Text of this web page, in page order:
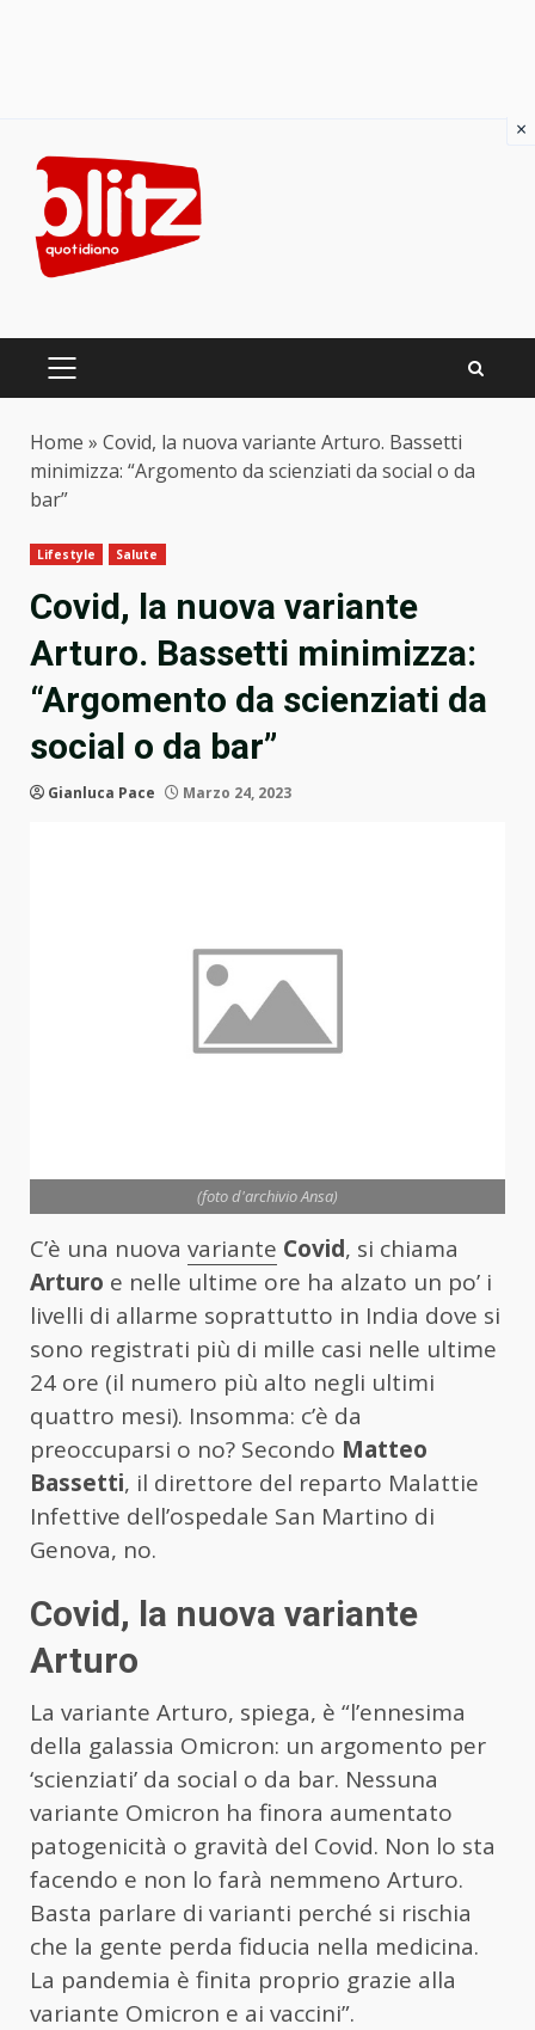
content
PRIMARY
Home » Covid, la nuova variante Arturo. Bassetti
minimizza: “Argomento da scienziati da social o da
bar”
Lifestyle Salute
Covid, la nuova variante
Arturo. Bassetti minimizza:
“Argomento da scienziati da
social o da bar”
Gianluca Pace Marzo 24, 2023
(foto d'archivio Ansa)
C’è una nuova variante Covid, si chiama
Arturo e nelle ultime ore ha alzato un po’ i
livelli di allarme soprattutto in India dove si
sono registrati più di mille casi nelle ultime
24 ore (il numero più alto negli ultimi
quattro mesi). Insomma: c’è da
preoccuparsi o no? Secondo Matteo
Bassetti, il direttore del reparto Malattie
Infettive dell’ospedale San Martino di
Genova, no.
Covid, la nuova variante
Arturo
La variante Arturo, spiega, è “l’ennesima
della galassia Omicron: un argomento per
‘scienziati’ da social o da bar. Nessuna
variante Omicron ha finora aumentato
patogenicità o gravità del Covid. Non lo sta
facendo e non lo farà nemmeno Arturo.
Basta parlare di varianti perché si rischia
che la gente perda fiducia nella medicina.
La pandemia è finita proprio grazie alla
variante Omicron e ai vaccini”.
×